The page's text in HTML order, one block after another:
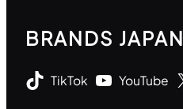
BRANDS JAPAN
TikTok YouTube